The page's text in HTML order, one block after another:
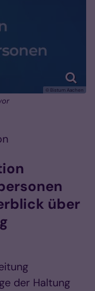
© Bistum Aachen
über
der Haltung